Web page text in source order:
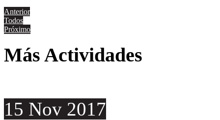
Anterior
Todos
Próximo
Más Actividades
15 Nov 2017